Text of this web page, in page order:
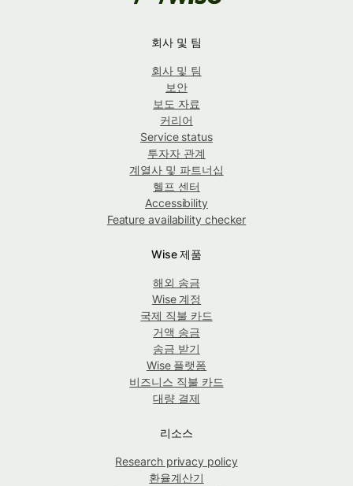
회사 및 팀
회사 및 팀
보안
보도 자료
커리어
Service status
투자자 관계
계열사 및 파트너십
헬프 센터
Accessibility
Feature availability checker
Wise 제품
해외 송금
Wise 계정
국제 직불 카드
거액 송금
송금 받기
Wise 플랫폼
비즈니스 직불 카드
대량 결제
리소스
Research privacy policy
환율계산기